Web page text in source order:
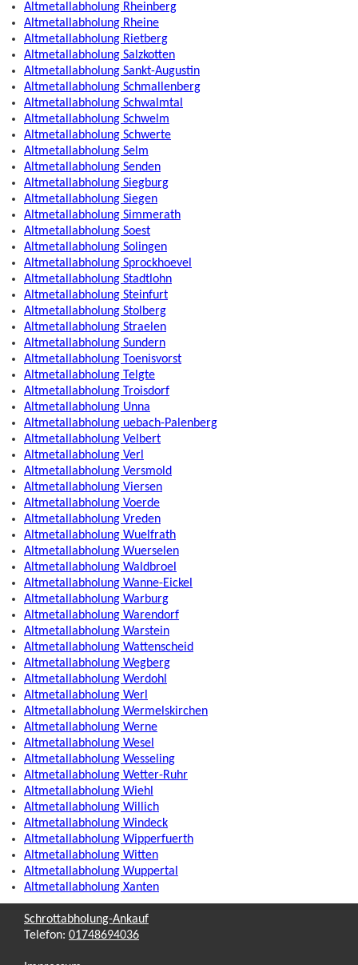
Altmetallabholung Rheinberg
Altmetallabholung Rheine
Altmetallabholung Rietberg
Altmetallabholung Salzkotten
Altmetallabholung Sankt-Augustin
Altmetallabholung Schmallenberg
Altmetallabholung Schwalmtal
Altmetallabholung Schwelm
Altmetallabholung Schwerte
Altmetallabholung Selm
Altmetallabholung Senden
Altmetallabholung Siegburg
Altmetallabholung Siegen
Altmetallabholung Simmerath
Altmetallabholung Soest
Altmetallabholung Solingen
Altmetallabholung Sprockhoevel
Altmetallabholung Stadtlohn
Altmetallabholung Steinfurt
Altmetallabholung Stolberg
Altmetallabholung Straelen
Altmetallabholung Sundern
Altmetallabholung Toenisvorst
Altmetallabholung Telgte
Altmetallabholung Troisdorf
Altmetallabholung Unna
Altmetallabholung uebach-Palenberg
Altmetallabholung Velbert
Altmetallabholung Verl
Altmetallabholung Versmold
Altmetallabholung Viersen
Altmetallabholung Voerde
Altmetallabholung Vreden
Altmetallabholung Wuelfrath
Altmetallabholung Wuerselen
Altmetallabholung Waldbroel
Altmetallabholung Wanne-Eickel
Altmetallabholung Warburg
Altmetallabholung Warendorf
Altmetallabholung Warstein
Altmetallabholung Wattenscheid
Altmetallabholung Wegberg
Altmetallabholung Werdohl
Altmetallabholung Werl
Altmetallabholung Wermelskirchen
Altmetallabholung Werne
Altmetallabholung Wesel
Altmetallabholung Wesseling
Altmetallabholung Wetter-Ruhr
Altmetallabholung Wiehl
Altmetallabholung Willich
Altmetallabholung Windeck
Altmetallabholung Wipperfuerth
Altmetallabholung Witten
Altmetallabholung Wuppertal
Altmetallabholung Xanten
Schrottabholung-Ankauf
Telefon: 01748694036